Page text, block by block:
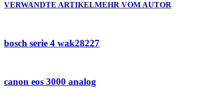
VERWANDTE ARTIKELMEHR VOM AUTOR
bosch serie 4 wak28227
canon eos 3000 analog